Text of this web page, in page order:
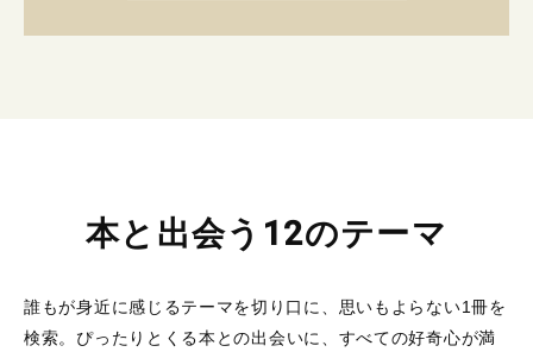
本と出会う12のテーマ
誰もが身近に感じるテーマを切り口に、思いもよらない1冊を
検索。 ぴったりとくる本との出会いに、すべての好奇心が満